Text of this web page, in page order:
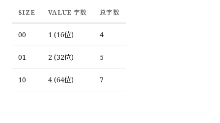
SIZE VALUE 字数 总字数
00 1 (16位) 4
01 2 (32位) 5
10 4 (64位) 7